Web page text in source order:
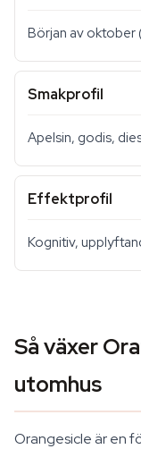
Början av oktober
Smakprofil
Apelsin, godis,
Effektprofil
Kognitiv,
Så växer
utomhus
Orangesicle är en